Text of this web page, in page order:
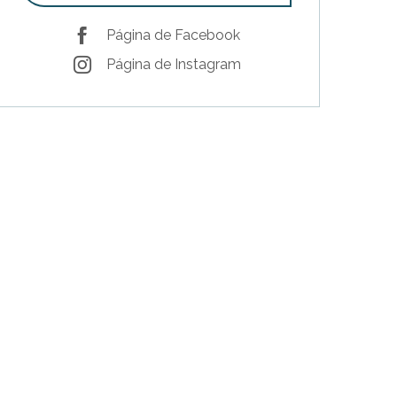
Página de Facebook
Página de Instagram